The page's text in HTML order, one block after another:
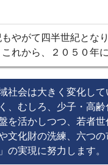
もやがて四半世紀とな
れから、２０５０年
社会は大きく変化し
、むしろ、少子・高
を活かしつつ、若者
文化財の洗練、六つ
の実現に努力します。